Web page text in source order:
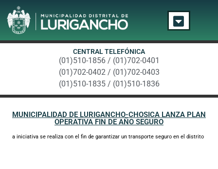
CENTRAL TELEFÓNICA
(01)510-1856 / (01)702-0401
(01)702-0402 / (01)702-0403
(01)510-1835 / (01)510-1836
MUNICIPALIDAD DE LURIGANCHO-CHOSICA LANZA PLAN
OPERATIVA FIN DE AÑO SEGURO
a iniciativa se realiza con el fin de garantizar un transporte seguro en el distrito